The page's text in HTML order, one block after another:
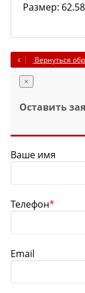
Размер:
Вернуться
×
Оставить
Ваше имя
Телефон*
Email